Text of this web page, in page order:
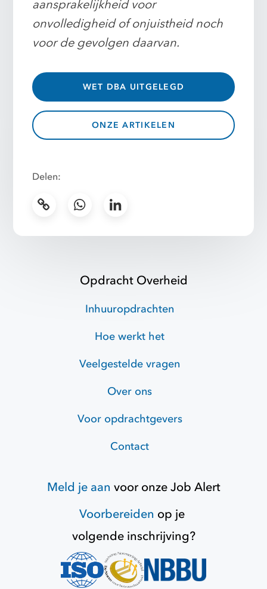
aansprakelijkheid voor
onvolledigheid of onjuistheid noch
voor de gevolgen daarvan.
WET DBA UITGELEGD
ONZE ARTIKELEN
Delen:
Opdracht Overheid
Inhuuropdrachten
Hoe werkt het
Veelgestelde vragen
Over ons
Voor opdrachtgevers
Contact
Meld je aan voor onzeJob Alert
Voorbereiden op je
volgende inschrijving?